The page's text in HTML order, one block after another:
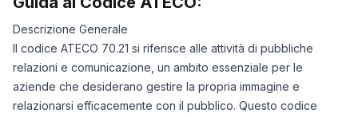
Descrizione Generale
Il codice ATECO 70.21 si riferisce alle attività di pubbliche
relazioni e comunicazione, un ambito essenziale per le
aziende che desiderano gestire la propria immagine e
relazionarsi efficacemente con il pubblico. Questo codice